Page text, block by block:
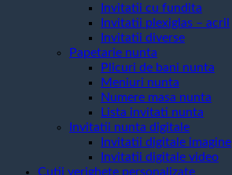
Invitatii cu fundita
Invitatii plexiglas – acril
Invitatii diverse
Papetarie nunta
Plicuri de bani nunta
Meniuri nunta
Numere masa nunta
Lista invitati nunta
Invitatii nunta digitale
Invitatii digitale imagine
Invitatii digitale video
Cutii verighete personalizate